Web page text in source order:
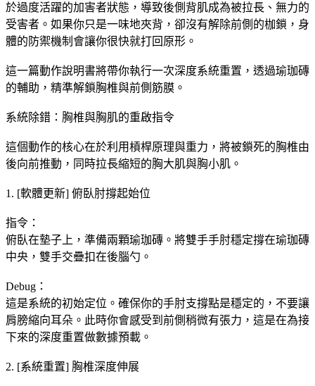
於過度活躍的加害者狀態，導致後側背肌成為被拉長、無力的
受害者。如果你只是一味地夾背，卻沒有解除前側的枷鎖，身
體的防禦機制會讓你很快就打回原形。
這一篇動作說明書將帶你執行一次深度系統重置，透過瑜珈磚
的輔助，精準解鎖胸椎與前側筋膜。
系統除錯：胸椎與胸肌的重啟指令
這個動作的核心在於利用槓桿原理與重力，將被鎖死的胸椎由
後向前推動，同時拉長縮短的胸大肌與胸小肌。
1. [軟體更新] 俯臥肘撐起始位
指令：
俯臥在墊子上，準備兩顆瑜珈磚。將雙手手肘穩定撐在瑜珈磚
中央，雙手交疊扣在後腦勺。
Debug：
這是系統的初始定位。確保你的手肘支撐點是穩定的，不要讓
肩膀縮向耳朵。此時你會感受到前側稍微有張力，這是在為接
下來的深度重置做數據預載。
2. [系統重置] 胸椎深度伸展